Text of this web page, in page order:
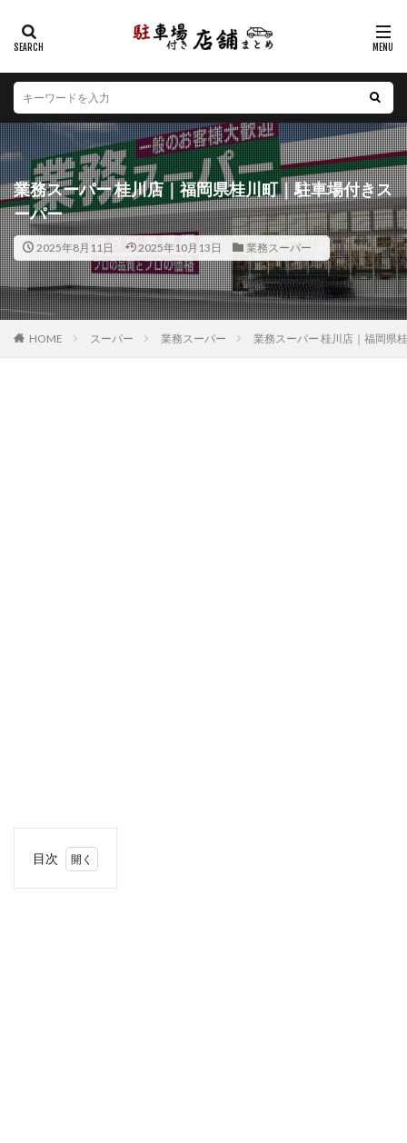
業務スーパー 桂川店｜福岡県桂川町｜駐車場付きス
ーパー
2025年8月11日 2025年10月13日 業務スーパー
HOME スーパー 業務スーパー 業務スーパー 桂川店｜福岡県
目次
カテゴリー
エリア
北海道 青森県 岩手県 宮城県
秋田県
山形県
福島県 茨城県 栃木県
群馬県
埼玉県
千葉県 東京都 神奈川県
新潟県
山梨県
長野県 富山県 石川県
福井県
岐阜県
静岡県 愛知県 三重県
滋賀県
京都府
大阪府 兵庫県 奈良県
和歌山県
鳥取県
島根県 岡山県 広島県
山口県
徳島県
香川県 愛媛県 高知県
福岡県
佐賀県
長崎県 熊本県 大分県
宮崎県